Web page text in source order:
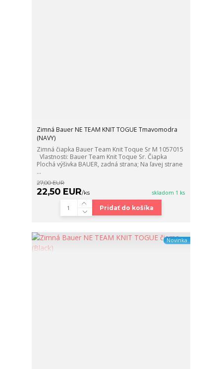
Zimná Bauer NE TEAM KNIT TOGUE Tmavomodra
(NAVY)
Zimná čiapka Bauer Team Knit Toque Sr M 1057015
Vlastnosti: Bauer Team Knit Toque Sr. Čiapka
Plochá výšivka BAUER, zadná strana; Na ľavej strane
...
27,00 EUR
22,50 EUR/ks skladom 1 ks
Pridať do košíka
Novinka